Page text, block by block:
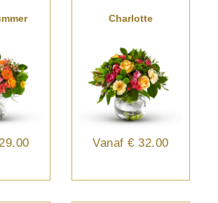
Charlotte
Vanaf € 32.00